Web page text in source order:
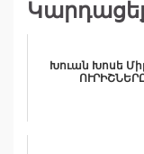
Խուան Խոսե